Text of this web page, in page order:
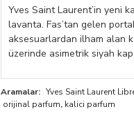
Yves Saint Laurent’in yeni
lavanta. Fas’tan gelen
aksesuarlardan ilham alan
üzerinde asimetrik siyah
Aramalar: Yves Saint Laurent
orijinal parfum, kalici parfum